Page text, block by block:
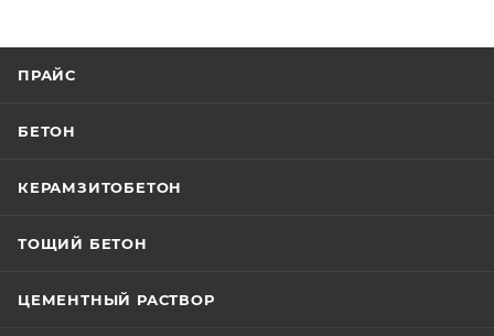
ПРАЙС
БЕТОН
КЕРАМЗИТОБЕТОН
ТОЩИЙ БЕТОН
ЦЕМЕНТНЫЙ РАСТВОР